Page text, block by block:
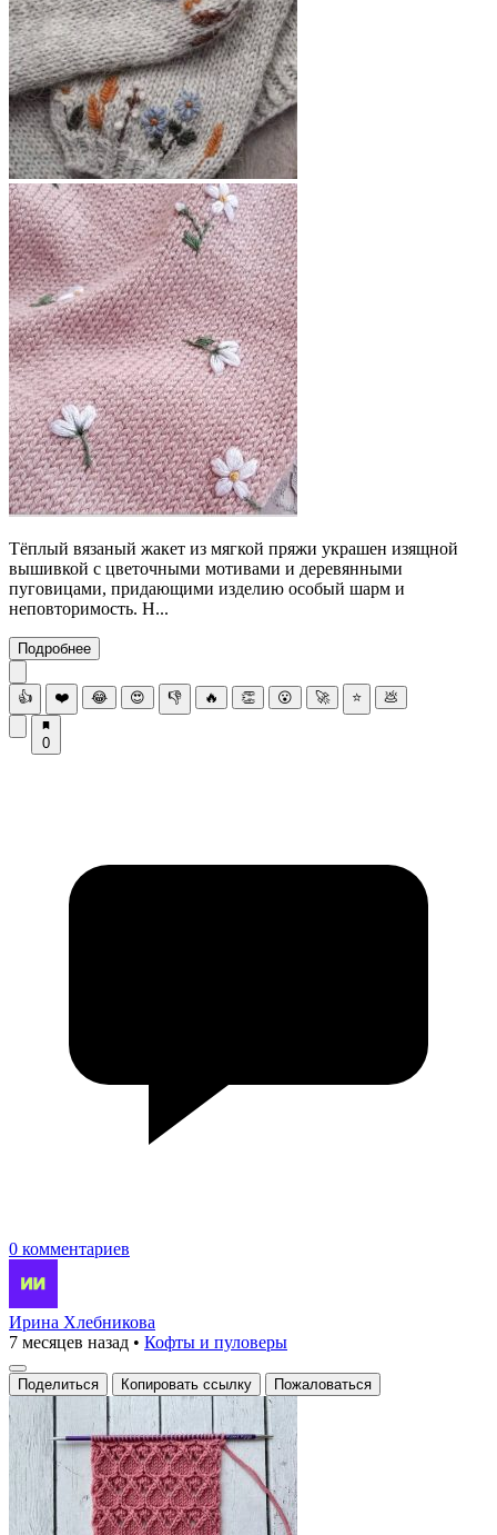
Тёплый вязаный жакет из мягкой пряжи украшен изящной
вышивкой с цветочными мотивами и деревянными
пуговицами, придающими изделию особый шарм и
неповторимость. Н...
Подробнее
👍 ❤️ 😂 😍 👎 🔥 👏 😮 🚀 ⭐ 💩
0
0 комментариев
Ирина Хлебникова
7 месяцев назад • Кофты и пуловеры
Поделиться Копировать ссылку Пожаловаться